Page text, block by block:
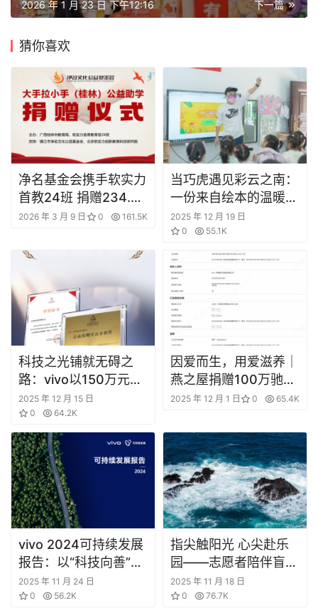
下一篇
2026 年 1 月 23 日 下午12:16
猜你喜欢
净名基金会携手软实力
首教24班 捐赠234.8
万助学桂林龙胜学子
2026 年 3 月 9 日 0 161.5K
当巧虎遇见彩云之南：
一份来自绘本的温暖守
护
2025 年 12 月 19 日
0
55.1K
科技之光铺就无碍之
路：vivo以150万元无
障碍设备致敬残特奥会
赛场梦想
2025 年 12 月 15 日
0
64.2K
因爱而生，用爱滋养｜
燕之屋捐赠100万驰援
香港大埔火灾救援
2025 年 12 月 1 日 0 65.4K
vivo 2024可持续发展
报告：以“科技向善”点
亮基业长青蓝图
2025 年 11 月 24 日
0
56.2K
指尖触阳光 心尖赴乐
园——志愿者陪伴盲童
开启温暖奇遇记
2025 年 11 月 18 日
0
76.7K